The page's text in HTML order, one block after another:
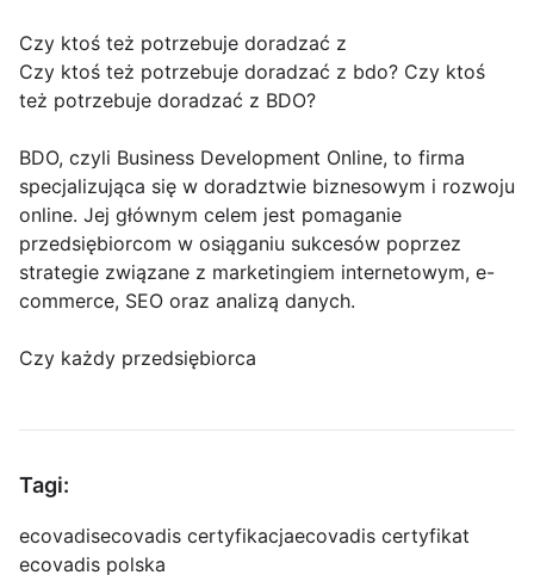
Czy ktoś też potrzebuje doradzać z
Czy ktoś też potrzebuje doradzać z bdo? Czy ktoś
też potrzebuje doradzać z BDO?
BDO, czyli Business Development Online, to firma
specjalizująca się w doradztwie biznesowym i rozwoju
online. Jej głównym celem jest pomaganie
przedsiębiorcom w osiąganiu sukcesów poprzez
strategie związane z marketingiem internetowym, e-
commerce, SEO oraz analizą danych.
Czy każdy przedsiębiorca
Tagi:
ecovadisecovadis certyfikacjaecovadis certyfikat
ecovadis polska